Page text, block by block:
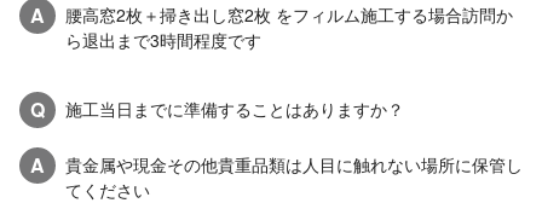
A
腰高窓2枚＋掃き出し窓2枚 をフィルム施工する場合訪問か
ら退出まで3時間程度です
Q 施工当日までに準備することはありますか？
A
貴金属や現金その他貴重品類は人目に触れない場所に保管し
てください